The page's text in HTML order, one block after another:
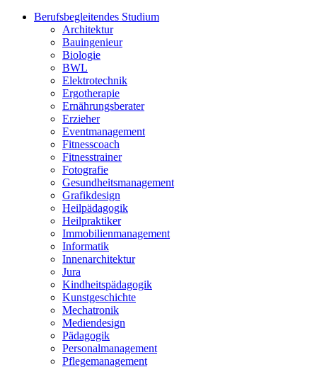
Berufsbegleitendes Studium
Architektur
Bauingenieur
Biologie
BWL
Elektrotechnik
Ergotherapie
Ernährungsberater
Erzieher
Eventmanagement
Fitnesscoach
Fitnesstrainer
Fotografie
Gesundheitsmanagement
Grafikdesign
Heilpädagogik
Heilpraktiker
Immobilienmanagement
Informatik
Innenarchitektur
Jura
Kindheitspädagogik
Kunstgeschichte
Mechatronik
Mediendesign
Pädagogik
Personalmanagement
Pflegemanagement